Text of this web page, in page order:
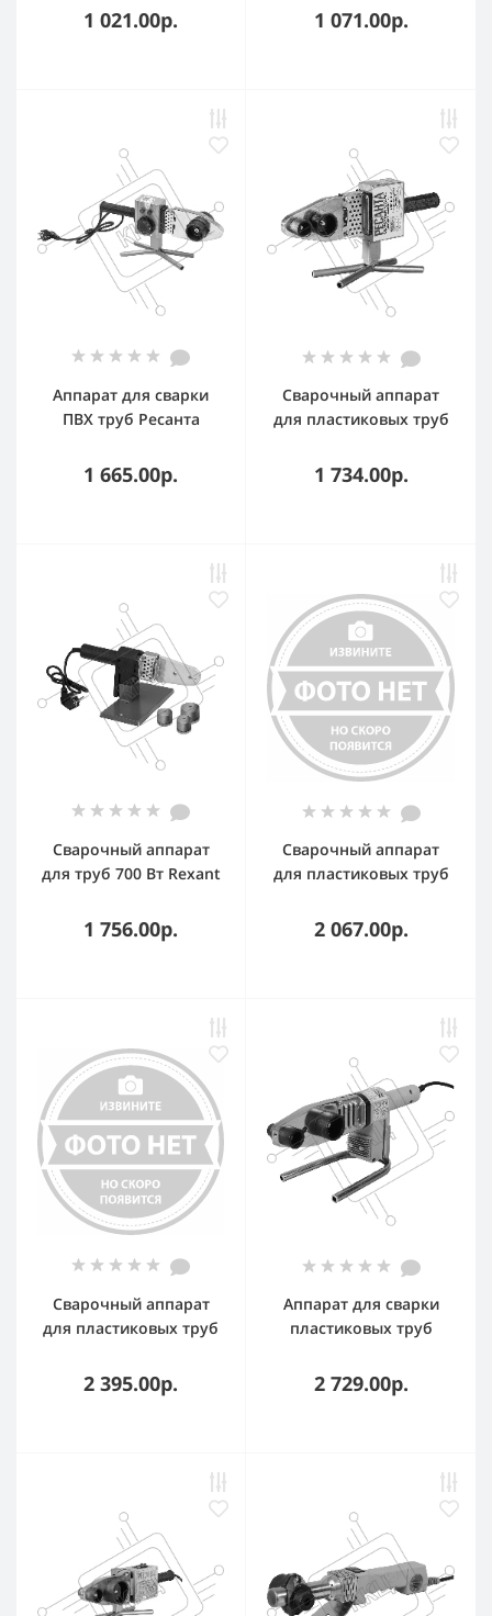
1 021.00р. 1 071.00р.
Аппарат для сварки
ПВХ труб Ресанта
1 665.00р.
Сварочный аппарат
для пластиковых труб
раструбная (без кейса)
1 734.00р.
Сварочный аппарат
для труб 700 Вт Rexant
1 756.00р.
Сварочный аппарат
для пластиковых труб
раструбная 2кВт
2 067.00р.
Сварочный аппарат
для пластиковых труб
Тмакс.:300 парн.насад.
6насад. (кейс в компл.)
2 395.00р.
Аппарат для сварки
пластиковых труб
2 729.00р.